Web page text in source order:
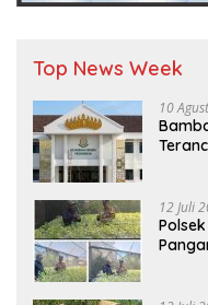
Top News Week
10
12 Juli